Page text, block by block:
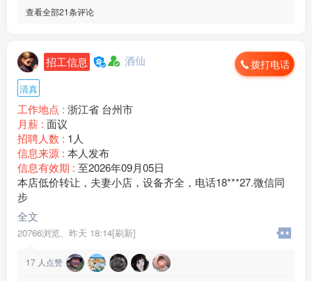
[玫瑰]食宿：包吃包住
———————————
【诚美材料】
[玫瑰]年龄：男女18-32周岁
[玫瑰]生产：电脑显示器
[玫瑰]班次：两班倒
[玫瑰]食宿：包吃包住
[玫瑰]薪资：20元/小时
微信：www235350
———————————
【奉化新能源】
[玫瑰]年龄：男女18-45周岁
[玫瑰]生产：新能源电池边框
[玫瑰]班次：两班倒
[玫瑰]薪资：20元/小时
查看全部21条评论
招工信息 酒仙 拨打电话
清真
工作地点 : 浙江省 台州市
月薪 : 面议
招聘人数 : 1人
信息来源 : 本人发布
信息有效期 : 至2026年09月05日
本店低价转让，夫妻小店，设备齐全，电话18***27.微信同
步
全文
20766浏览、 昨天 18:14[刷新]
17 人点赞